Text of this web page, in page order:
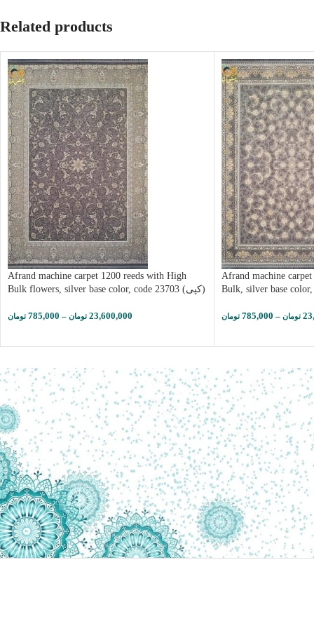
Related products
Afrand machine carpet 1200 reeds with High
Bulk flowers, silver base color, code 23703 (کپی)
785,000 تومان – 23,600,000 تومان
Afrand machine
Bulk, silver base
785,000 تومان – تومان